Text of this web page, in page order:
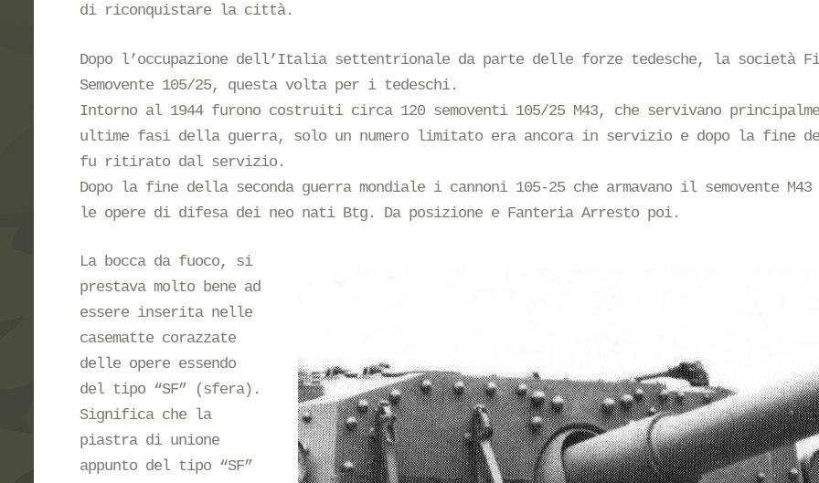
di riconquistare la città.
Dopo l’occupazione dell’Italia settentrionale da parte delle forze tedesche, la società
Semovente 105/25, questa volta per i tedeschi.
Intorno al 1944 furono costruiti circa 120 semoventi 105/25 M43, che servivano
ultime fasi della guerra, solo un numero limitato era ancora in servizio e dopo la fine
fu ritirato dal servizio.
Dopo la fine della seconda guerra mondiale i cannoni 105-25 che armavano il semovente
le opere di difesa dei neo nati Btg. Da posizione e Fanteria Arresto poi.
La bocca da fuoco, si
prestava molto bene ad
essere inserita nelle
casematte corazzate
delle opere essendo
del tipo “SF” (sfera).
Significa che la
piastra di unione
appunto del tipo “SF”